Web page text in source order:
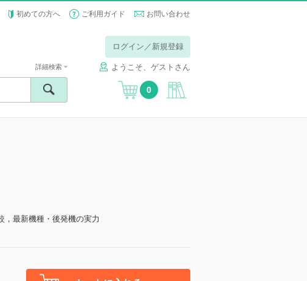
初めての方へ ご利用ガイド お問い合わせ
ログイン／新規登録
ようこそ、ゲストさん
詳細検索
0
最新機種・後発機の実力